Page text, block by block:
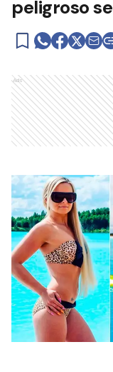
peligroso
Ads